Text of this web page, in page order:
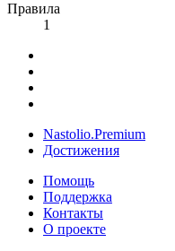
Правила
1
Nastolio.Premium
Достижения
Помощь
Поддержка
Контакты
О проекте